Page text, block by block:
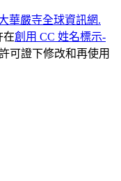
華嚴寺全球資訊網.
在創用 CC 姓名標示-
可證下修改和再使用